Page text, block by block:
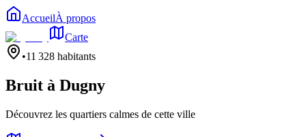
AccueilÀ propos
Carte
•11 328 habitants
Bruit à Dugny
Découvrez les quartiers calmes de cette ville